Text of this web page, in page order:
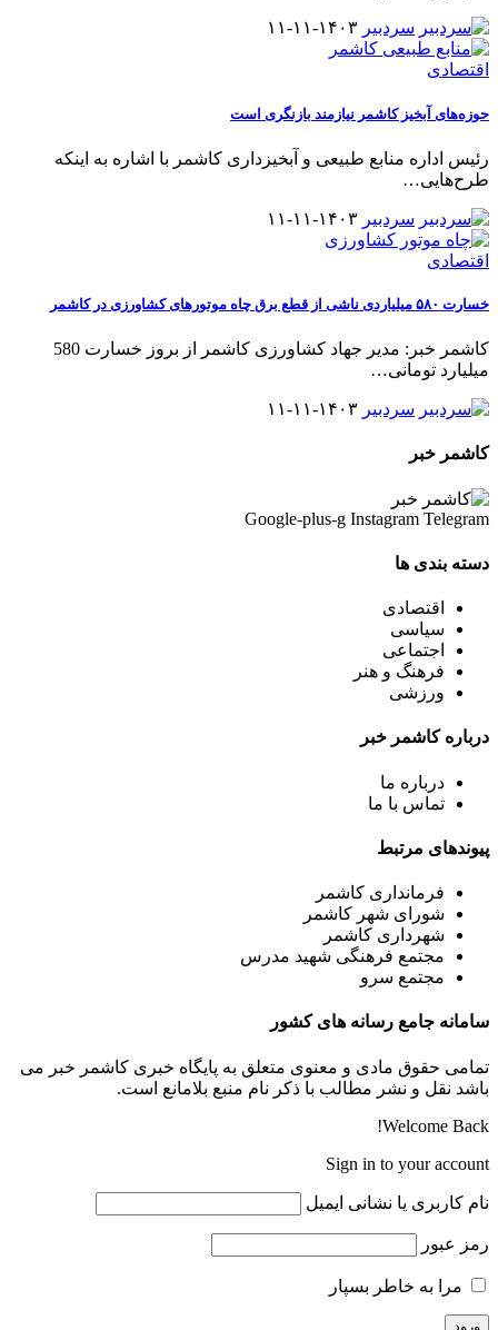
سردبیر ۱۴۰۳-۱۱-۱۱
اقتصادی
حوزه‌های آبخیز کاشمر نیازمند بازنگری است
رئیس اداره منابع طبیعی و آبخیزداری کاشمر با اشاره به اینکه
طرح‌هایی…
سردبیر ۱۴۰۳-۱۱-۱۱
اقتصادی
خسارت ۵۸۰ میلیاردی ناشی از قطع برق چاه موتورهای کشاورزی در کاشمر
کاشمر خبر: مدیر جهاد کشاورزی کاشمر از بروز خسارت 580
میلیارد تومانی…
سردبیر ۱۴۰۳-۱۱-۱۱
کاشمر خبر
Google-plus-g Instagram Telegram
دسته بندی ها
اقتصادی
سیاسی
اجتماعی
فرهنگ و هنر
ورزشی
درباره کاشمر خبر
درباره ما
تماس با ما
پیوندهای مرتبط
فرمانداری کاشمر
شورای شهر کاشمر
شهرداری کاشمر
مجتمع فرهنگی شهید مدرس
مجتمع سرو
سامانه جامع رسانه های کشور
تمامی حقوق مادی و معنوی متعلق به پایگاه خبری کاشمر خبر می
باشد نقل و نشر مطالب با ذکر نام منبع بلامانع است.
Welcome Back!
Sign in to your account
نام کاربری یا نشانی ایمیل
رمز عبور
مرا به خاطر بسپار